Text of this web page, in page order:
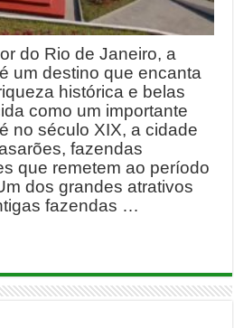
do Rio de Janeiro, a
um destino que encanta
histórica e belas
como um importante
no século XIX, a cidade
fazendas
que remetem ao período
dos grandes atrativos
fazendas …